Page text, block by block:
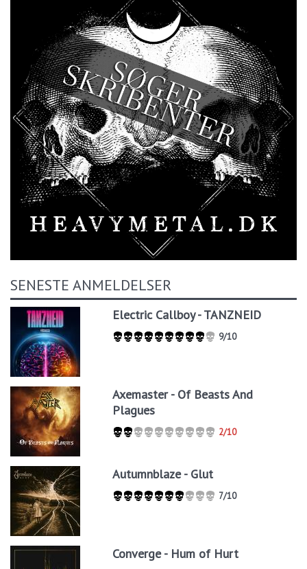
SENESTE ANMELDELSER
Electric Callboy - TANZNEID
9/10
Axemaster - Of Beasts And
Plagues
2/10
Autumnblaze - Glut
7/10
Converge - Hum of Hurt